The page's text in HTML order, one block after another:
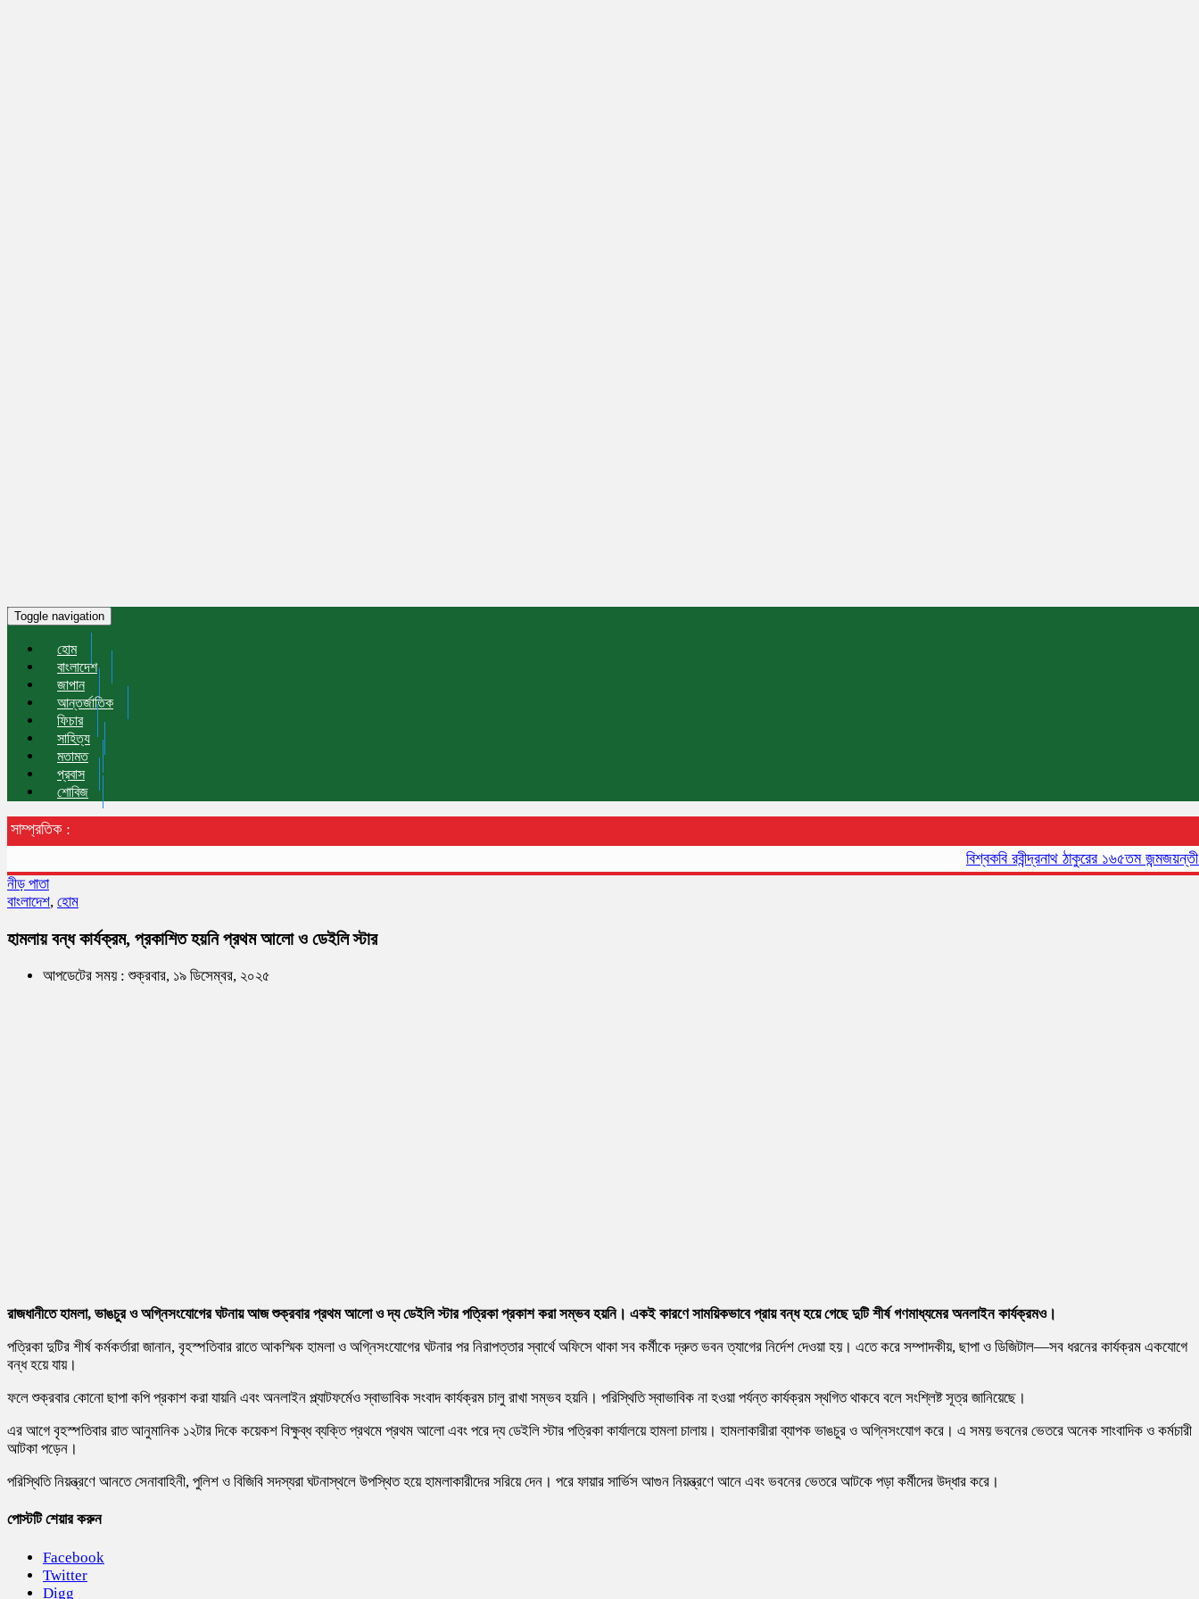
Toggle navigation
হোম
বাংলাদেশ
জাপান
আন্তর্জাতিক
ফিচার
সাহিত্য
মতামত
প্রবাস
শোবিজ
সাম্প্রতিক :
বিশ্বকবি রবীন্দ্রনাথ ঠাকুরের ১৬৫তম জন্মজয়ন্তী আজ
নীড় পাতা
বাংলাদেশ, হোম
হামলায় বন্ধ কার্যক্রম, প্রকাশিত হয়নি প্রথম আলো ও ডেইলি স্টার
আপডেটের সময় : শুক্রবার, ১৯ ডিসেম্বর, ২০২৫
রাজধানীতে হামলা, ভাঙচুর ও অগ্নিসংযোগের ঘটনায় আজ শুক্রবার প্রথম আলো ও দ্য ডেইলি স্টার পত্রিকা প্রকাশ করা সম্ভব হয়নি। একই কারণে সাময়িকভাবে প্রায় বন্ধ হয়ে গেছে দুটি শীর্ষ গণমাধ্যমের অনলাইন কার্যক্রমও।
পত্রিকা দুটির শীর্ষ কর্মকর্তারা জানান, বৃহস্পতিবার রাতে আকস্মিক হামলা ও অগ্নিসংযোগের ঘটনার পর নিরাপত্তার স্বার্থে অফিসে থাকা সব কর্মীকে দ্রুত ভবন ত্যাগের নির্দেশ দেওয়া হয়। এতে করে সম্পাদকীয়, ছাপা ও ডিজিটাল—সব ধরনের কার্যক্রম একযোগে
বন্ধ হয়ে যায়।
ফলে শুক্রবার কোনো ছাপা কপি প্রকাশ করা যায়নি এবং অনলাইন প্ল্যাটফর্মেও স্বাভাবিক সংবাদ কার্যক্রম চালু রাখা সম্ভব হয়নি। পরিস্থিতি স্বাভাবিক না হওয়া পর্যন্ত কার্যক্রম স্থগিত থাকবে বলে সংশ্লিষ্ট সূত্র জানিয়েছে।
এর আগে বৃহস্পতিবার রাত আনুমানিক ১২টার দিকে কয়েকশ বিক্ষুব্ধ ব্যক্তি প্রথমে প্রথম আলো এবং পরে দ্য ডেইলি স্টার পত্রিকা কার্যালয়ে হামলা চালায়। হামলাকারীরা ব্যাপক ভাঙচুর ও অগ্নিসংযোগ করে। এ সময় ভবনের ভেতরে অনেক সাংবাদিক ও কর্মচারী
আটকা পড়েন।
পরিস্থিতি নিয়ন্ত্রণে আনতে সেনাবাহিনী, পুলিশ ও বিজিবি সদস্যরা ঘটনাস্থলে উপস্থিত হয়ে হামলাকারীদের সরিয়ে দেন। পরে ফায়ার সার্ভিস আগুন নিয়ন্ত্রণে আনে এবং ভবনের ভেতরে আটকে পড়া কর্মীদের উদ্ধার করে।
পোস্টটি শেয়ার করুন
Facebook
Twitter
Digg